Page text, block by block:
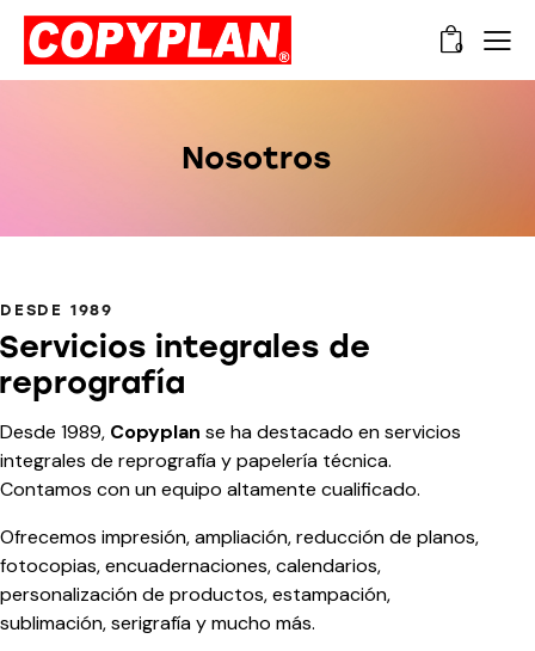
0
Nosotros
DESDE 1989
Servicios integrales de
reprografía
Desde 1989, Copyplan se ha destacado en servicios
integrales de reprografía y papelería técnica.
Contamos con un equipo altamente cualificado.
Ofrecemos impresión, ampliación, reducción de planos,
fotocopias, encuadernaciones, calendarios,
personalización de productos, estampación,
sublimación, serigrafía y mucho más.